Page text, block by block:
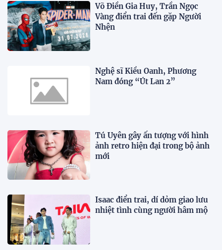
Võ Điền Gia Huy, Trần Ngọc
Vàng điển trai đến gặp Người
Nhện
Nghệ sĩ Kiều Oanh, Phương
Nam đóng “Út Lan 2”
Tú Uyên gây ấn tượng với hình
ảnh retro hiện đại trong bộ ảnh
mới
Isaac điển trai, dí dỏm giao lưu
nhiệt tình cùng người hâm mộ